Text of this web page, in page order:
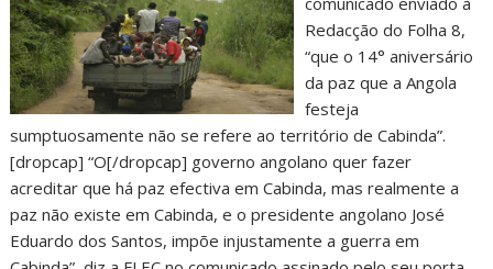
Redacção do Folha 8,
“que o 14° aniversário
da paz que a Angola
festeja
sumptuosamente não se refere ao território de Cabinda”.
[dropcap] “O[/dropcap] governo angolano quer fazer
acreditar que há paz efectiva em Cabinda, mas realmente a
paz não existe em Cabinda, e o presidente angolano José
Eduardo dos Santos, impõe injustamente a guerra em